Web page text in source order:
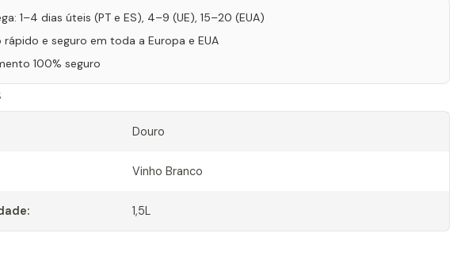
1–4 dias úteis (PT e ES), 4–9 (UE), 15–20 (EUA)
rápido e seguro em toda a Europa e EUA
100% seguro
Douro
Vinho Branco
1,5L